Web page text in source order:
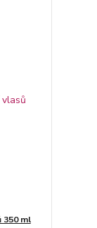
350 ml